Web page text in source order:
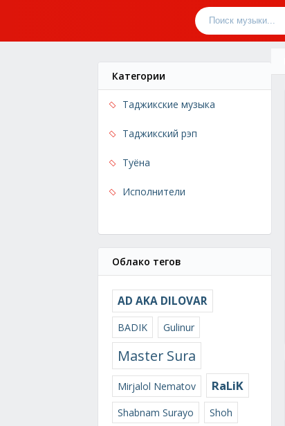
Категории
Таджикские музыка
Таджикский рэп
Туёна
Исполнители
Облако тегов
AD AKA DILOVAR
BADIK Gulinur
Master Sura
Mirjalol Nematov RaLiK
Shabnam Surayo Shoh